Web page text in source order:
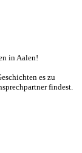
in Aalen!
es zu
findest.